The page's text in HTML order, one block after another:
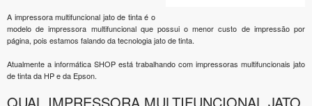
A impressora multifuncional jato de tinta é o
modelo de impressora multifuncional que possui o menor custo de impressão por
página, pois estamos falando da tecnologia jato de tinta.
Atualmente a informática SHOP está trabalhando com impressoras multifuncionais jato
de tinta da HP e da Epson.